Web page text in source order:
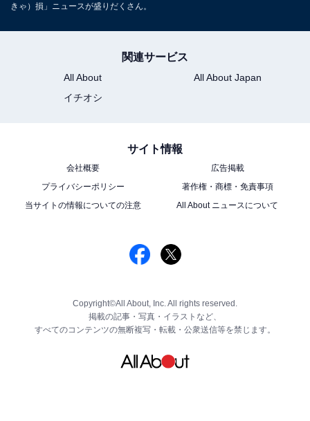
きゃ）損」ニュースが盛りだくさん。
関連サービス
All About
All About Japan
イチオシ
サイト情報
会社概要
広告掲載
プライバシーポリシー
著作権・商標・免責事項
当サイトの情報についての注意
All About ニュースについて
Copyright©All About, Inc. All rights reserved.
掲載の記事・写真・イラストなど、
すべてのコンテンツの無断複写・転載・公衆送信等を禁じます。